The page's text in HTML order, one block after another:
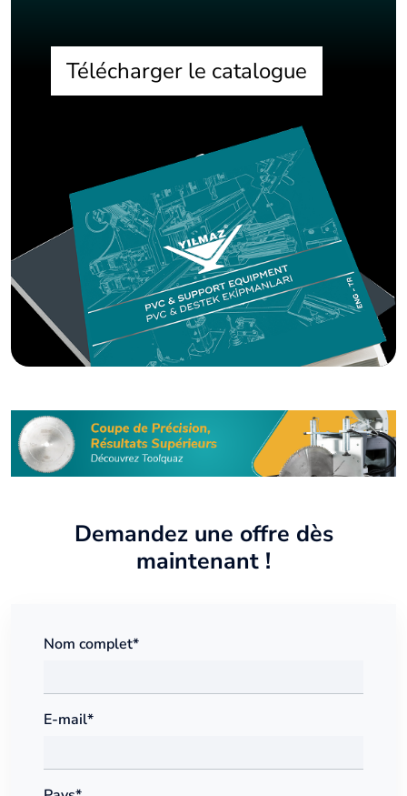
Télécharger le catalogue
Demandez une offre dès
maintenant !
Nom complet*
E-mail*